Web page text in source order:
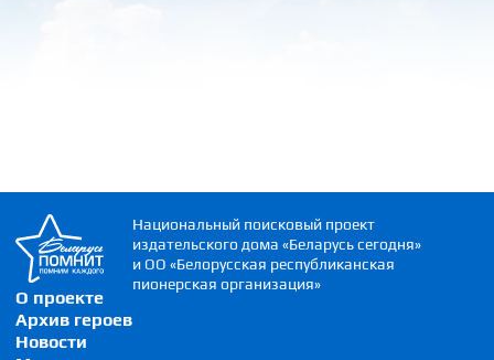
О проекте
Архив героев
Новости
Национальный поисковый проект
издательского дома «Беларусь сегодня»
и ОО «Белорусская республиканская
пионерская организация»